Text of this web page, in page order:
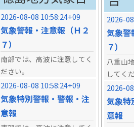
2026-
気象警
７）
八重山
してく
2026-
気象特
意報
2026-08-08 10:58:24+09
気象警報・注意報（Ｈ２
７）
南部では、高波に注意してく
ださい。
2026-08-08 10:58:24+09
気象特別警報・警報・注
意報